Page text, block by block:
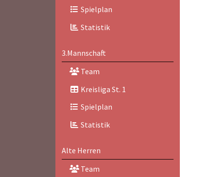
Spielplan
Statistik
3.Mannschaft
Team
Kreisliga St. 1
Spielplan
Statistik
Alte Herren
Team